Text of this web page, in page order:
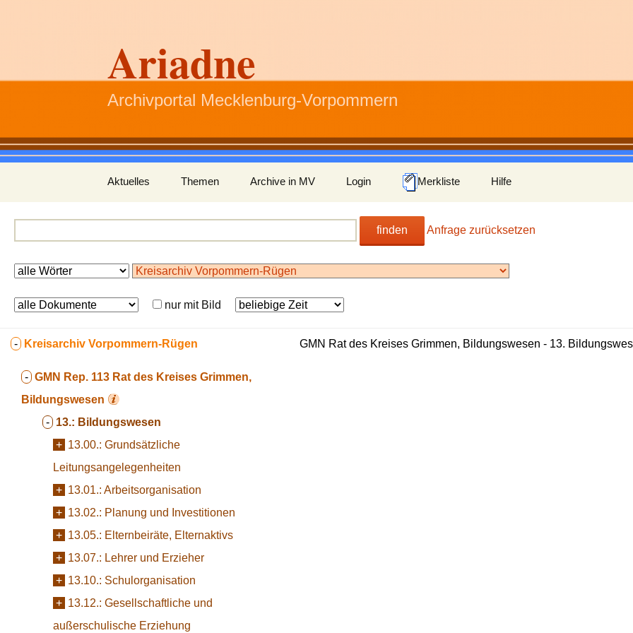
Ariadne
Archivportal Mecklenburg-Vorpommern
Inhalt
springen
Aktuelles Themen Archive in MV Login Merkliste Hilfe
finden Anfrage zurücksetzen
nur mit Bild
- Kreisarchiv Vorpommern-Rügen
- GMN Rep. 113 Rat des Kreises Grimmen,
Bildungswesen
- 13.: Bildungswesen
+ 13.00.: Grundsätzliche
Leitungsangelegenheiten
+ 13.01.: Arbeitsorganisation
+ 13.02.: Planung und Investitionen
+ 13.05.: Elternbeiräte, Elternaktivs
+ 13.07.: Lehrer und Erzieher
+ 13.10.: Schulorganisation
+ 13.12.: Gesellschaftliche und
außerschulische Erziehung
GMN Rat des Kreises Grimmen, Bildungswesen - 13.